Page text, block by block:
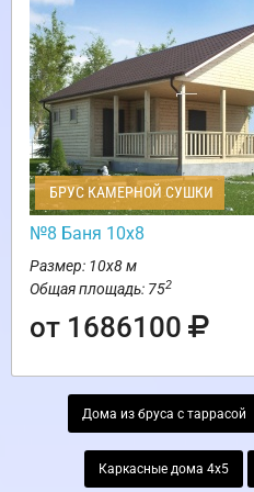
БРУС КАМЕРНОЙ СУШКИ
№8 Баня 10х8
Размер: 10х8 м
Общая площадь: 752
от 1686100
Дома из бруса с таррасой
Каркасные дома 4х5